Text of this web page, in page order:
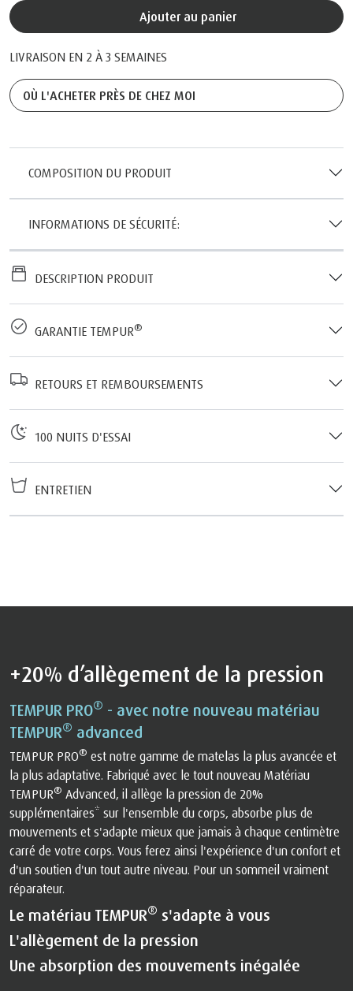
Ajouter au panier
LIVRAISON EN 2 À 3 SEMAINES
OÙ L'ACHETER PRÈS DE CHEZ MOI
COMPOSITION DU PRODUIT
INFORMATIONS DE SÉCURITÉ:
DESCRIPTION PRODUIT
GARANTIE TEMPUR®
RETOURS ET REMBOURSEMENTS
100 NUITS D'ESSAI
ENTRETIEN
+20% d’allègement de la pression
TEMPUR PRO® - avec notre nouveau matériau
TEMPUR® advanced
TEMPUR PRO® est notre gamme de matelas la plus avancée et
la plus adaptative. Fabriqué avec le tout nouveau Matériau
TEMPUR® Advanced, il allège la pression de 20%
supplémentaires* sur l'ensemble du corps, absorbe plus de
mouvements et s'adapte mieux que jamais à chaque centimètre
carré de votre corps. Vous ferez ainsi l'expérience d'un confort et
d'un soutien d'un tout autre niveau. Pour un sommeil vraiment
réparateur.
Le matériau TEMPUR® s'adapte à vous
L'allègement de la pression
Une absorption des mouvements inégalée